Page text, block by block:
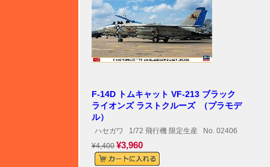
F-14D トムキャット VF-213 ブラック
ライオンズ ラストクルーズ （プラモデ
ル）
ハセガワ 1/72 飛行機 限定生産 No. 02406
¥4,400 ¥3,960